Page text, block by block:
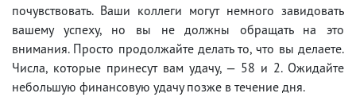
почувствовать. Ваши коллеги могут немного завидовать
вашему успеху, но вы не должны обращать на это
внимания. Просто продолжайте делать то, что вы делаете.
Числа, которые принесут вам удачу, — 58 и 2. Ожидайте
небольшую финансовую удачу позже в течение дня.